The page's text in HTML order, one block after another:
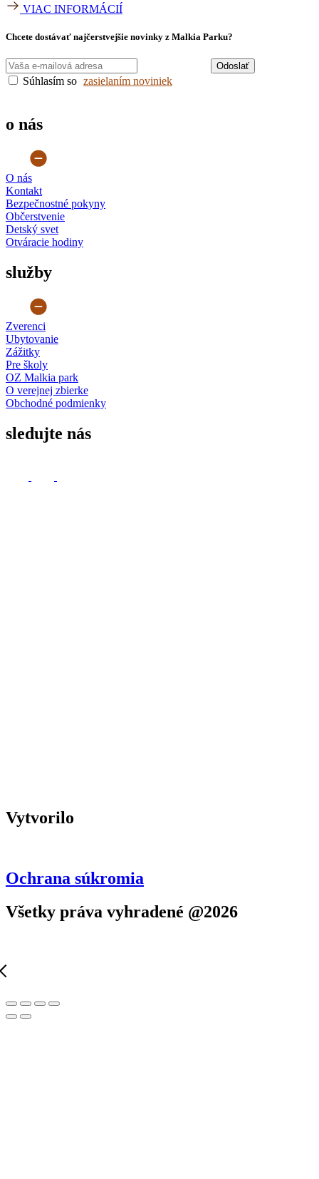
VIAC INFORMÁCIÍ
Chcete dostávať najčerstvejšie novinky z Malkia Parku?
Odoslať
Súhlasím so zasielaním noviniek
o nás
O nás
Kontakt
Bezpečnostné pokyny
Občerstvenie
Detský svet
Otváracie hodiny
služby
Zverenci
Ubytovanie
Zážitky
Pre školy
OZ Malkia park
O verejnej zbierke
Obchodné podmienky
sledujte nás
Vytvorilo
Ochrana súkromia
Všetky práva vyhradené @2026